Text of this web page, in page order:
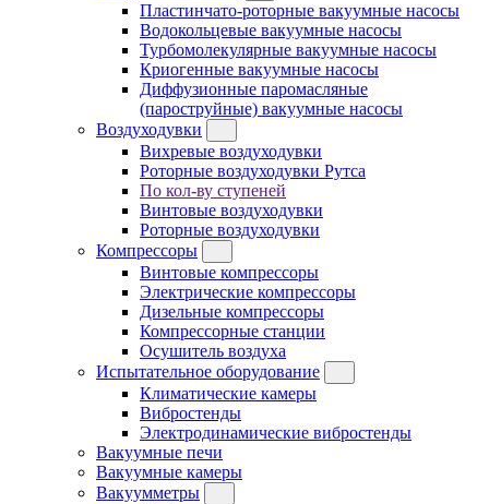
Пластинчато-роторные вакуумные насосы
Водокольцевые вакуумные насосы
Турбомолекулярные вакуумные насосы
Криогенные вакуумные насосы
Диффузионные паромасляные
(пароструйные) вакуумные насосы
Воздуходувки
Вихревые воздуходувки
Роторные воздуходувки Рутса
По кол-ву ступеней
Винтовые воздуходувки
Роторные воздуходувки
Компрессоры
Винтовые компрессоры
Электрические компрессоры
Дизельные компрессоры
Компрессорные станции
Осушитель воздуха
Испытательное оборудование
Климатические камеры
Вибростенды
Электродинамические вибростенды
Вакуумные печи
Вакуумные камеры
Вакуумметры